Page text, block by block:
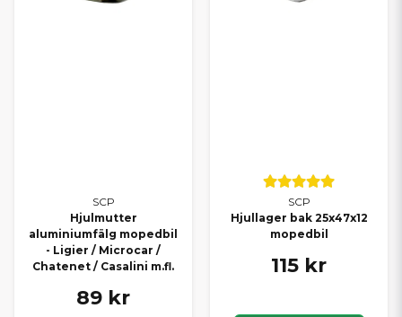
SCP
Hjulmutter
aluminiumfälg mopedbil
- Ligier / Microcar /
Chatenet / Casalini m.fl.
89 kr
SCP
Hjullager bak 25x47x12
mopedbil
115 kr